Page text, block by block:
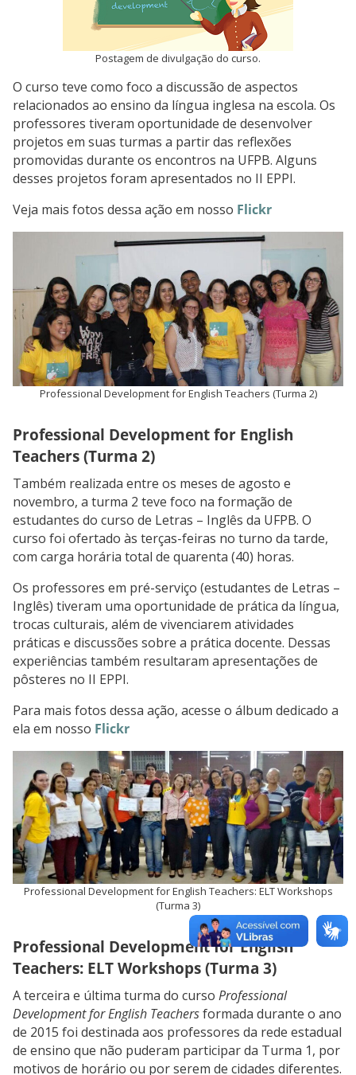
Postagem de divulgação do curso.
O curso teve como foco a discussão de aspectos
relacionados ao ensino da língua inglesa na escola. Os
professores tiveram oportunidade de desenvolver
projetos em suas turmas a partir das reflexões
promovidas durante os encontros na UFPB. Alguns
desses projetos foram apresentados no II EPPI.
Veja mais fotos dessa ação em nosso Flickr
Professional Development for English Teachers (Turma 2)
Professional Development for English
Teachers (Turma 2)
Também realizada entre os meses de agosto e
novembro, a turma 2 teve foco na formação de
estudantes do curso de Letras – Inglês da UFPB. O
curso foi ofertado às terças-feiras no turno da tarde,
com carga horária total de quarenta (40) horas.
Os professores em pré-serviço (estudantes de Letras –
Inglês) tiveram uma oportunidade de prática da língua,
trocas culturais, além de vivenciarem atividades
práticas e discussões sobre a prática docente. Dessas
experiências também resultaram apresentações de
pôsteres no II EPPI.
Para mais fotos dessa ação, acesse o álbum dedicado a
ela em nosso Flickr
Professional Development for English Teachers: ELT Workshops
(Turma 3)
Professional Development for English
Teachers: ELT Workshops (Turma 3)
A terceira e última turma do curso Professional
Development for English Teachersformada durante o ano
de 2015 foi destinada aos professores da rede estadual
de ensino que não puderam participar da Turma 1, por
motivos de horário ou por serem de cidades diferentes.